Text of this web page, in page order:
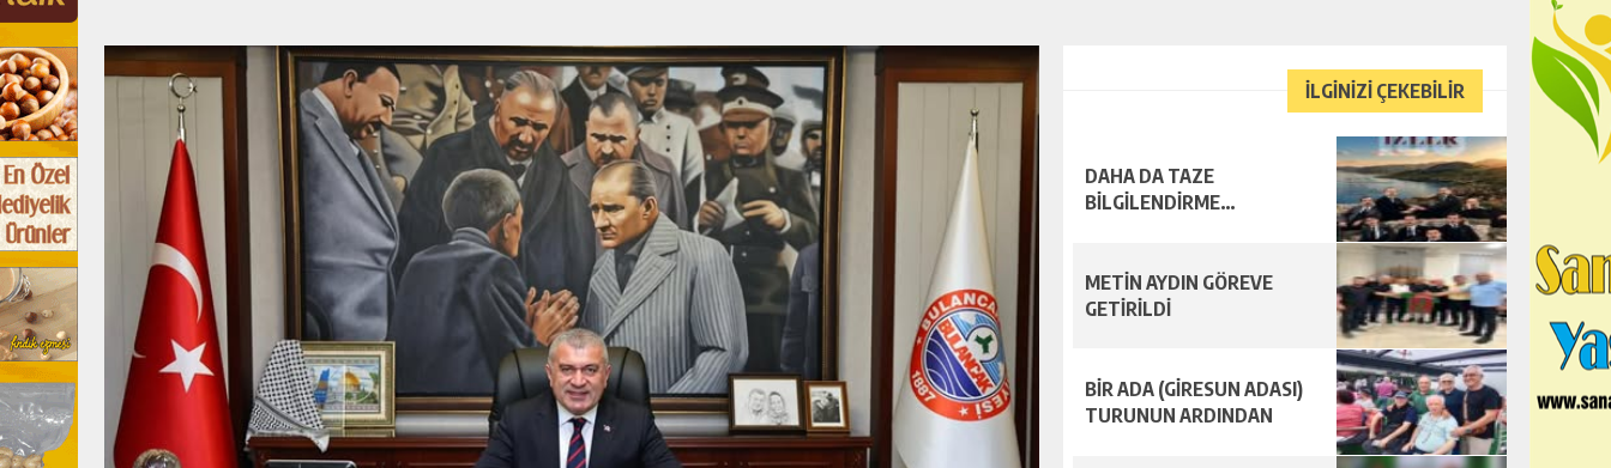
İLGİNİZİ ÇEKEBİLİR
DAHA DA TAZE
BİLGİLENDİRME…
METİN AYDIN GÖREVE
GETİRİLDİ
BİR ADA (GİRESUN ADASI)
TURUNUN ARDINDAN